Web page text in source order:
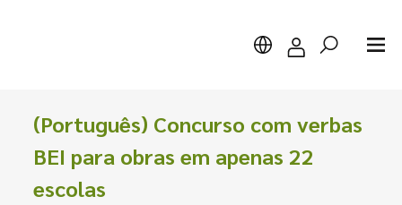
Buscar
(Português) Concurso com verbas
BEI para obras em apenas 22
escolas